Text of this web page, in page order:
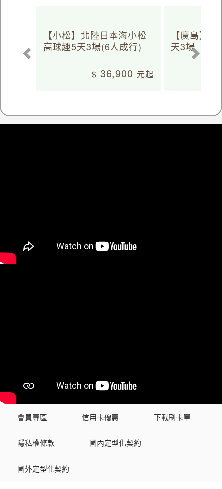
【小松】北陸日本海小松
高球趣5天3場(6人成行)
36,900
【廣島】
天3場
會員專區 信用卡優惠 下載刷卡單
隱私權條款 國內定型化契約
國外定型化契約